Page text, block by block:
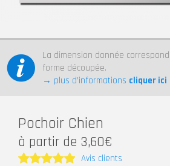
La dimension donnée
forme découpée.
→ plus d’informations cliquer ici
Pochoir Chien
à partir de 3,60€
Avis clients